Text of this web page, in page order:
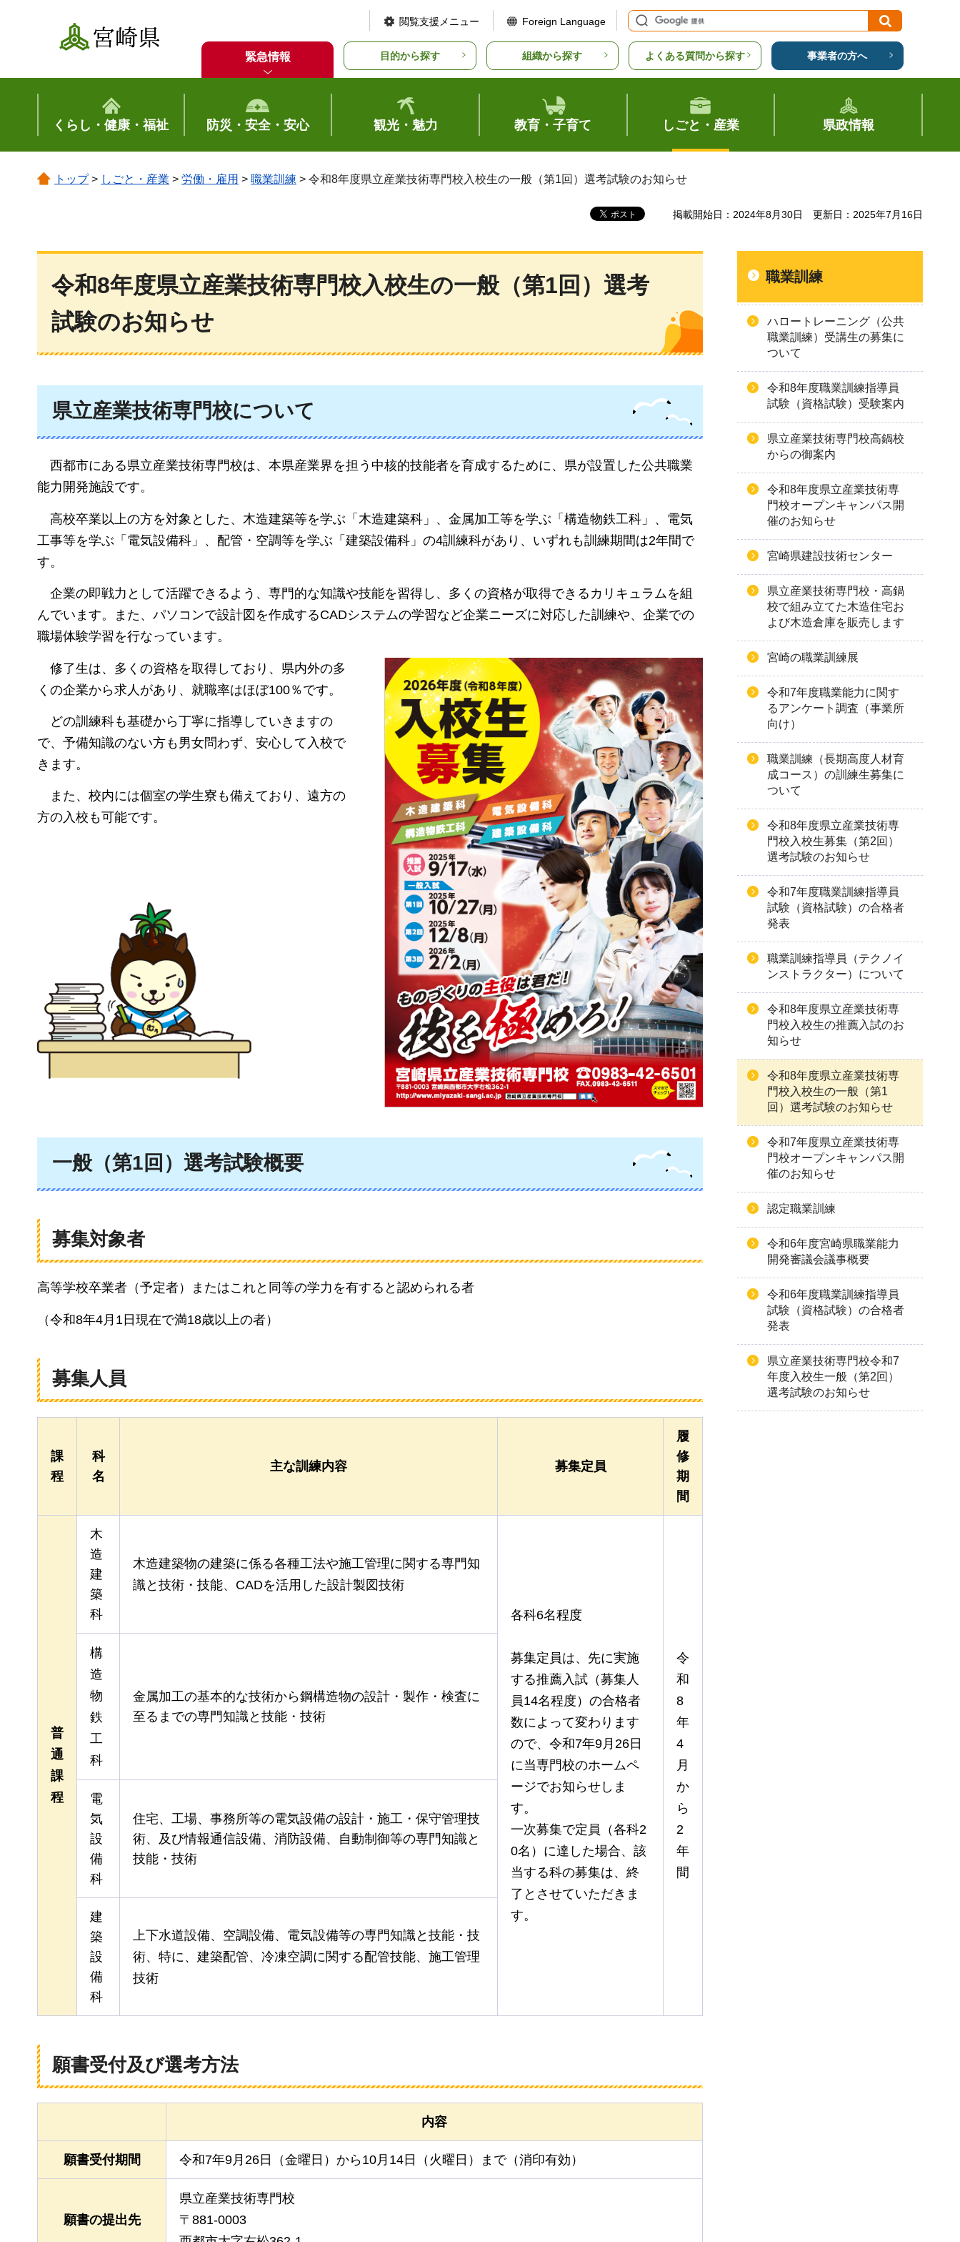
宮崎県
閲覧支援メニュー Foreign Language
緊急情報 目的から探す 組織から探す よくある質問から探す 事業者の方へ
くらし・健康・福祉 防災・安全・安心 観光・魅力 教育・子育て しごと・産業 県政情報
トップ> しごと・産業 > 労働・雇用 > 職業訓練 > 令和8年度県立産業技術専門校入校生の一般（第1回）選考試験のお知らせ
掲載開始日：2024年8月30日 更新日：2025年7月16日
令和8年度県立産業技術専門校入校生の一般（第1回）選考
試験のお知らせ
県立産業技術専門校について
西都市にある県立産業技術専門校は、 本県産業界を担う中核的技能者を育成するために、県が設置した公共職業
能力開発施設です。
高校卒業以上の方を対象とした、木造建築等を学ぶ「木造建築科」、金属加工等を学ぶ「構造物鉄工科」、電気
工事等を学ぶ「電気設備科」、配管・空調等を学ぶ「建築設備科」の4訓練科があり、いずれも訓練期間は2年間で
す。
企業の即戦力として活躍できるよう、 専門的な知識や技能を習得し、多くの資格が取得できるカリキュラムを組
んでいます。また、パソコンで設計図を作成するCADシステムの学習など企業ニーズに対応した訓練や、企業での
職場体験学習を行なっています。
修了生は、多くの資格を取得しており、県内外の多
くの企業から求人があり、就職率はほぼ100％です。
どの訓練科も基礎から丁寧に指導していきますの
で、予備知識のない方も男女問わず、安心して入校で
きます。
また、 校内には個室の学生寮も備えており、遠方の
方の入校も可能です。
一般（第1回）選考試験概要
募集対象者
高等学校卒業者（予定者）またはこれと同等の学力を有すると認められる者
（令和8年4月1日現在で満18歳以上の者）
募集人員
課
程
科
名
主な訓練内容 募集定員
履
修
期
間
普
通
課
程
木
造
建
築
科
木造建築物の建築に係る各種工法や施工管理に関する専門知
識と技術・技能、CADを活用した設計製図技術
各科6名程度
募集定員は、先に実施
する推薦入試（募集人
員14名程度）の合格者
数によって変わります
ので、令和7年9月26日
に当専門校のホームペ
ージでお知らせしま
す。
一次募集で定員（各科2
0名）に達した場合、該
当する科の募集は、終
了とさせていただきま
す。
令
和
8
年
4
月
か
ら
2
年
間
構
造
物
鉄
工
科
金属加工の基本的な技術から鋼構造物の設計・製作・検査に
至るまでの専門知識と技能・技術
電
気
設
備
科
住宅、工場、事務所等の電気設備の設計・施工・保守管理技
術、及び情報通信設備、消防設備、自動制御等の専門知識と
技能・技術
建
築
設
備
科
上下水道設備、空調設備、電気設備等の専門知識と技能・技
術、特に、建築配管、冷凍空調に関する配管技能、施工管理
技術
願書受付及び選考方法
内容
願書受付期間 令和7年9月26日（金曜日）から10月14日（火曜日）まで（消印有効）
願書の提出先
県立産業技術専門校
〒881-0003
職業訓練
ハロートレーニング（公共
職業訓練）受講生の募集に
ついて
令和8年度職業訓練指導員
試験（資格試験）受験案内
県立産業技術専門校高鍋校
からの御案内
令和8年度県立産業技術専
門校オープンキャンパス開
催のお知らせ
宮崎県建設技術センター
県立産業技術専門校・高鍋
校で組み立てた木造住宅お
よび木造倉庫を販売します
宮崎の職業訓練展
令和7年度職業能力に関す
るアンケート調査（事業所
向け）
職業訓練（長期高度人材育
成コース）の訓練生募集に
ついて
令和8年度県立産業技術専
門校入校生募集（第2回）
選考試験のお知らせ
令和7年度職業訓練指導員
試験（資格試験）の合格者
発表
職業訓練指導員（テクノイ
ンストラクター）について
令和8年度県立産業技術専
門校入校生の推薦入試のお
知らせ
令和8年度県立産業技術専
門校入校生の一般（第1
回）選考試験のお知らせ
令和7年度県立産業技術専
門校オープンキャンパス開
催のお知らせ
認定職業訓練
令和6年度宮崎県職業能力
開発審議会議事概要
令和6年度職業訓練指導員
試験（資格試験）の合格者
発表
県立産業技術専門校令和7
年度入校生一般（第2回）
選考試験のお知らせ